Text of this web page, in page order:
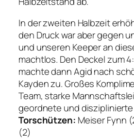
In der zweiten Halbzeit
den Druck war aber gegen
und unseren Keeper an
machtlos. Den Deckel zum
machte dann Agid nach
Kayden zu. Großes
Team, starke
geordnete und disziplinierte
Torschützen: Meiser Fynn
(2)